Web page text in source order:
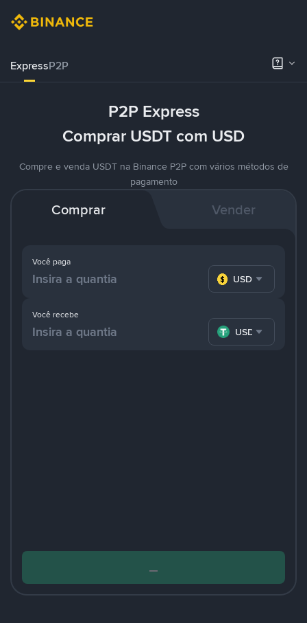
ExpressP2P
P2P Express
Comprar USDT com USD
Compre e venda USDT na Binance P2P com vários métodos de
pagamento
Comprar Vender
Você paga
USD
Você recebe
USDT